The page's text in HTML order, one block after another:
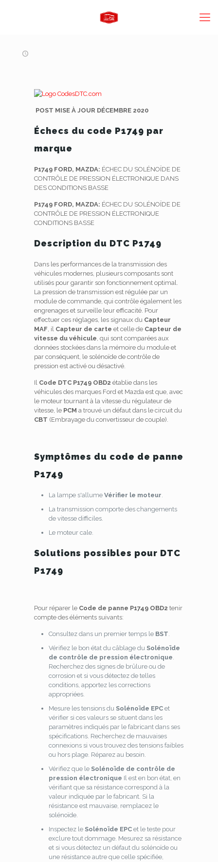
POST MISE À JOUR DÉCEMBRE 2020
Échecs du code P1749 par
marque
P1749 FORD, MAZDA: ÉCHEC DU SOLÉNOÏDE DE
CONTRÔLE DE PRESSION ÉLECTRONIQUE DANS
DES CONDITIONS BASSE
P1749 FORD, MAZDA: ÉCHEC DU SOLÉNOÏDE DE
CONTRÔLE DE PRESSION ÉLECTRONIQUE
CONDITIONS BASSE
Description du DTC P1749
Dans les performances de la transmission des
véhicules modernes, plusieurs composants sont
utilisés pour garantir son fonctionnement optimal.
La pression de transmission est régulée par un
module de commande, qui contrôle également les
engrenages et surveille leur efficacité. Pour
effectuer ces réglages, les signaux du Capteur
MAF, il Capteur de carte et celle de Capteur de
vitesse du véhicule, qui sont comparées aux
données stockées dans la mémoire du module et
par conséquent, le solénoïde de contrôle de
pression est activé ou désactivé.
Il Code DTC P1749 OBD2 établie dans les
véhicules des marques Ford et Mazda est que, avec
le moteur tournant à la vitesse du régulateur de
vitesse, le PCM a trouvé un défaut dans le circuit du
CBT (Embrayage du convertisseur de couple).
Symptômes du code de panne
P1749
La lampe s'allume Vérifier le moteur.
La transmission comporte des changements
de vitesse difficiles.
Le moteur cale.
Solutions possibles pour DTC
P1749
Pour réparer le Code de panne P1749 OBD2 tenir
compte des éléments suivants:
Consultez dans un premier temps le BST.
Vérifiez le bon état du câblage du Solénoïde
de contrôle de pression électronique.
Recherchez des signes de brûlure ou de
corrosion et si vous détectez de telles
conditions, apportez les corrections
appropriées.
Mesure les tensions du Solénoïde EPCet
vérifier si ces valeurs se situent dans les
paramètres indiqués par le fabricant dans ses
spécifications. Recherchez de mauvaises
connexions si vous trouvez des tensions faibles
ou hors plage. Réparez au besoin.
Vérifiez que leSolénoïde de contrôle de
pression électronique Il est en bon état, en
vérifiant que sa résistance correspond à la
valeur indiquée par le fabricant. Si la
résistance est mauvaise, remplacez le
solénoïde.
Inspectez le Solénoïde EPCet le teste pour
exclure tout dommage. Mesurez sa résistance
et si vous détectez un défaut du solénoïde ou
une résistance autre que celle spécifiée,